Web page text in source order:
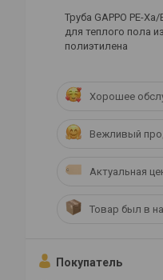
Труба GAPPO PE-
для теплого пола
полиэтилена
Хорошее
Вежливый
Актуальная
Товар был в
Покупатель